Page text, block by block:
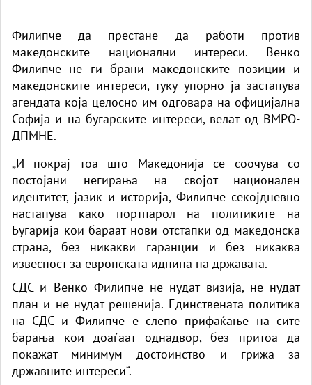
Филипче да престане да работи против
македонските национални интереси. Венко
Филипче не ги брани македонските позиции и
македонските интереси, туку упорно ја застапува
агендата која целосно им одговара на официјална
Софија и на бугарските интереси, велат од ВМРО-
ДПМНЕ.
„И покрај тоа што Македонија се соочува со
постојани негирања на својот национален
идентитет, јазик и историја, Филипче секојдневно
настапува како портпарол на политиките на
Бугарија кои бараат нови отстапки од македонска
страна, без никакви гаранции и без никаква
извесност за европската иднина на државата.
СДС и Венко Филипче не нудат визија, не нудат
план и не нудат решенија. Единствената политика
на СДС и Филипче е слепо прифаќање на сите
барања кои доаѓаат однадвор, без притоа да
покажат минимум достоинство и грижа за
државните интереси“.